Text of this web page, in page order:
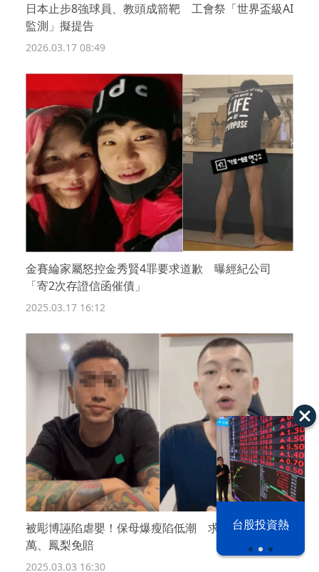
漢光42演習 台股投資熱
日本止步8強球員、教頭成箭靶 工會祭「世界盃級AI
監測」擬提告
2026.03.17 08:49
金賽綸家屬怒控金秀賢4罪要求道歉 曝經紀公司
「寄2次存證信函催債」
2025.03.17 16:12
被彫博誣陷虐嬰！保母爆瘦陷低潮 求償百萬僅賠2.7
萬、鳳梨免賠
2025.03.03 16:30